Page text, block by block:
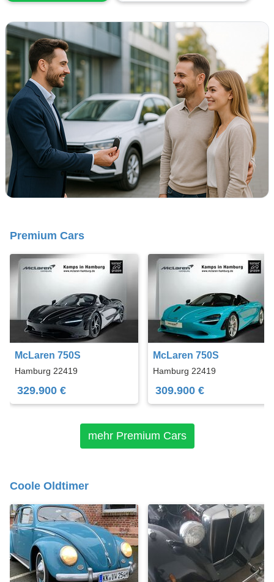
Premium Cars
McLaren 750S
Hamburg 22419
329.900 €
McLaren 750S
Hamburg 22419
309.900 €
mehr Premium Cars
Coole Oldtimer